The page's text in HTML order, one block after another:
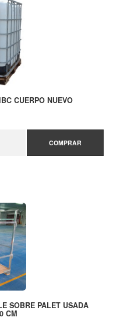
CUERPO NUEVO
COMPRAR
SOBRE PALET USADA
CM